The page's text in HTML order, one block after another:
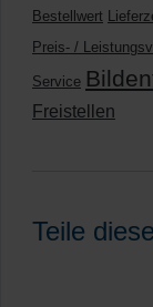
Bestellwert
Preis- /
Service
Freistellen
Teile